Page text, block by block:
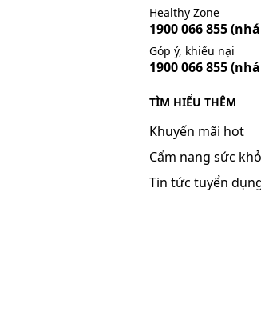
Healthy Zone
1900 066 855
Góp ý, khiếu nại
1900 066 855
TÌM HIỂU THÊM
Khuyến mãi hot
Cẩm nang sức
Tin tức tuyển